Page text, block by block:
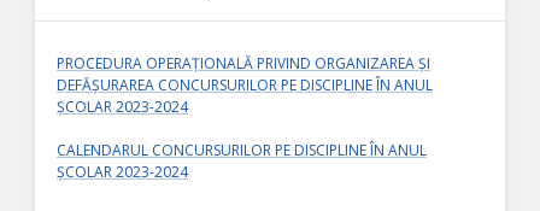
PROCEDURA OPERAȚIONALĂ PRIVIND ORGANIZAREA ȘI
DEFĂȘURAREA CONCURSURILOR PE DISCIPLINE ÎN ANUL
ȘCOLAR 2023-2024
CALENDARUL CONCURSURILOR PE DISCIPLINE ÎN ANUL
ȘCOLAR 2023-2024